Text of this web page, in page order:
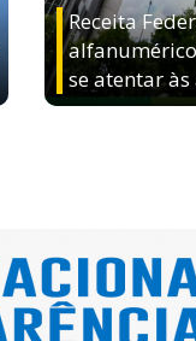
Receita
se atentar